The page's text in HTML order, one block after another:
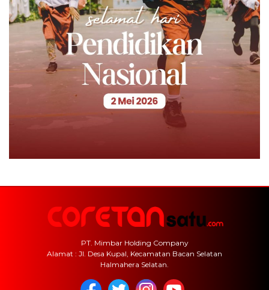
PT. Mimbar Holding Company
Alamat : Jl. Desa Kupal, Kecamatan Bacan Selatan
Halmahera Selatan.